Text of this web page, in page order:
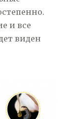
и все
виден